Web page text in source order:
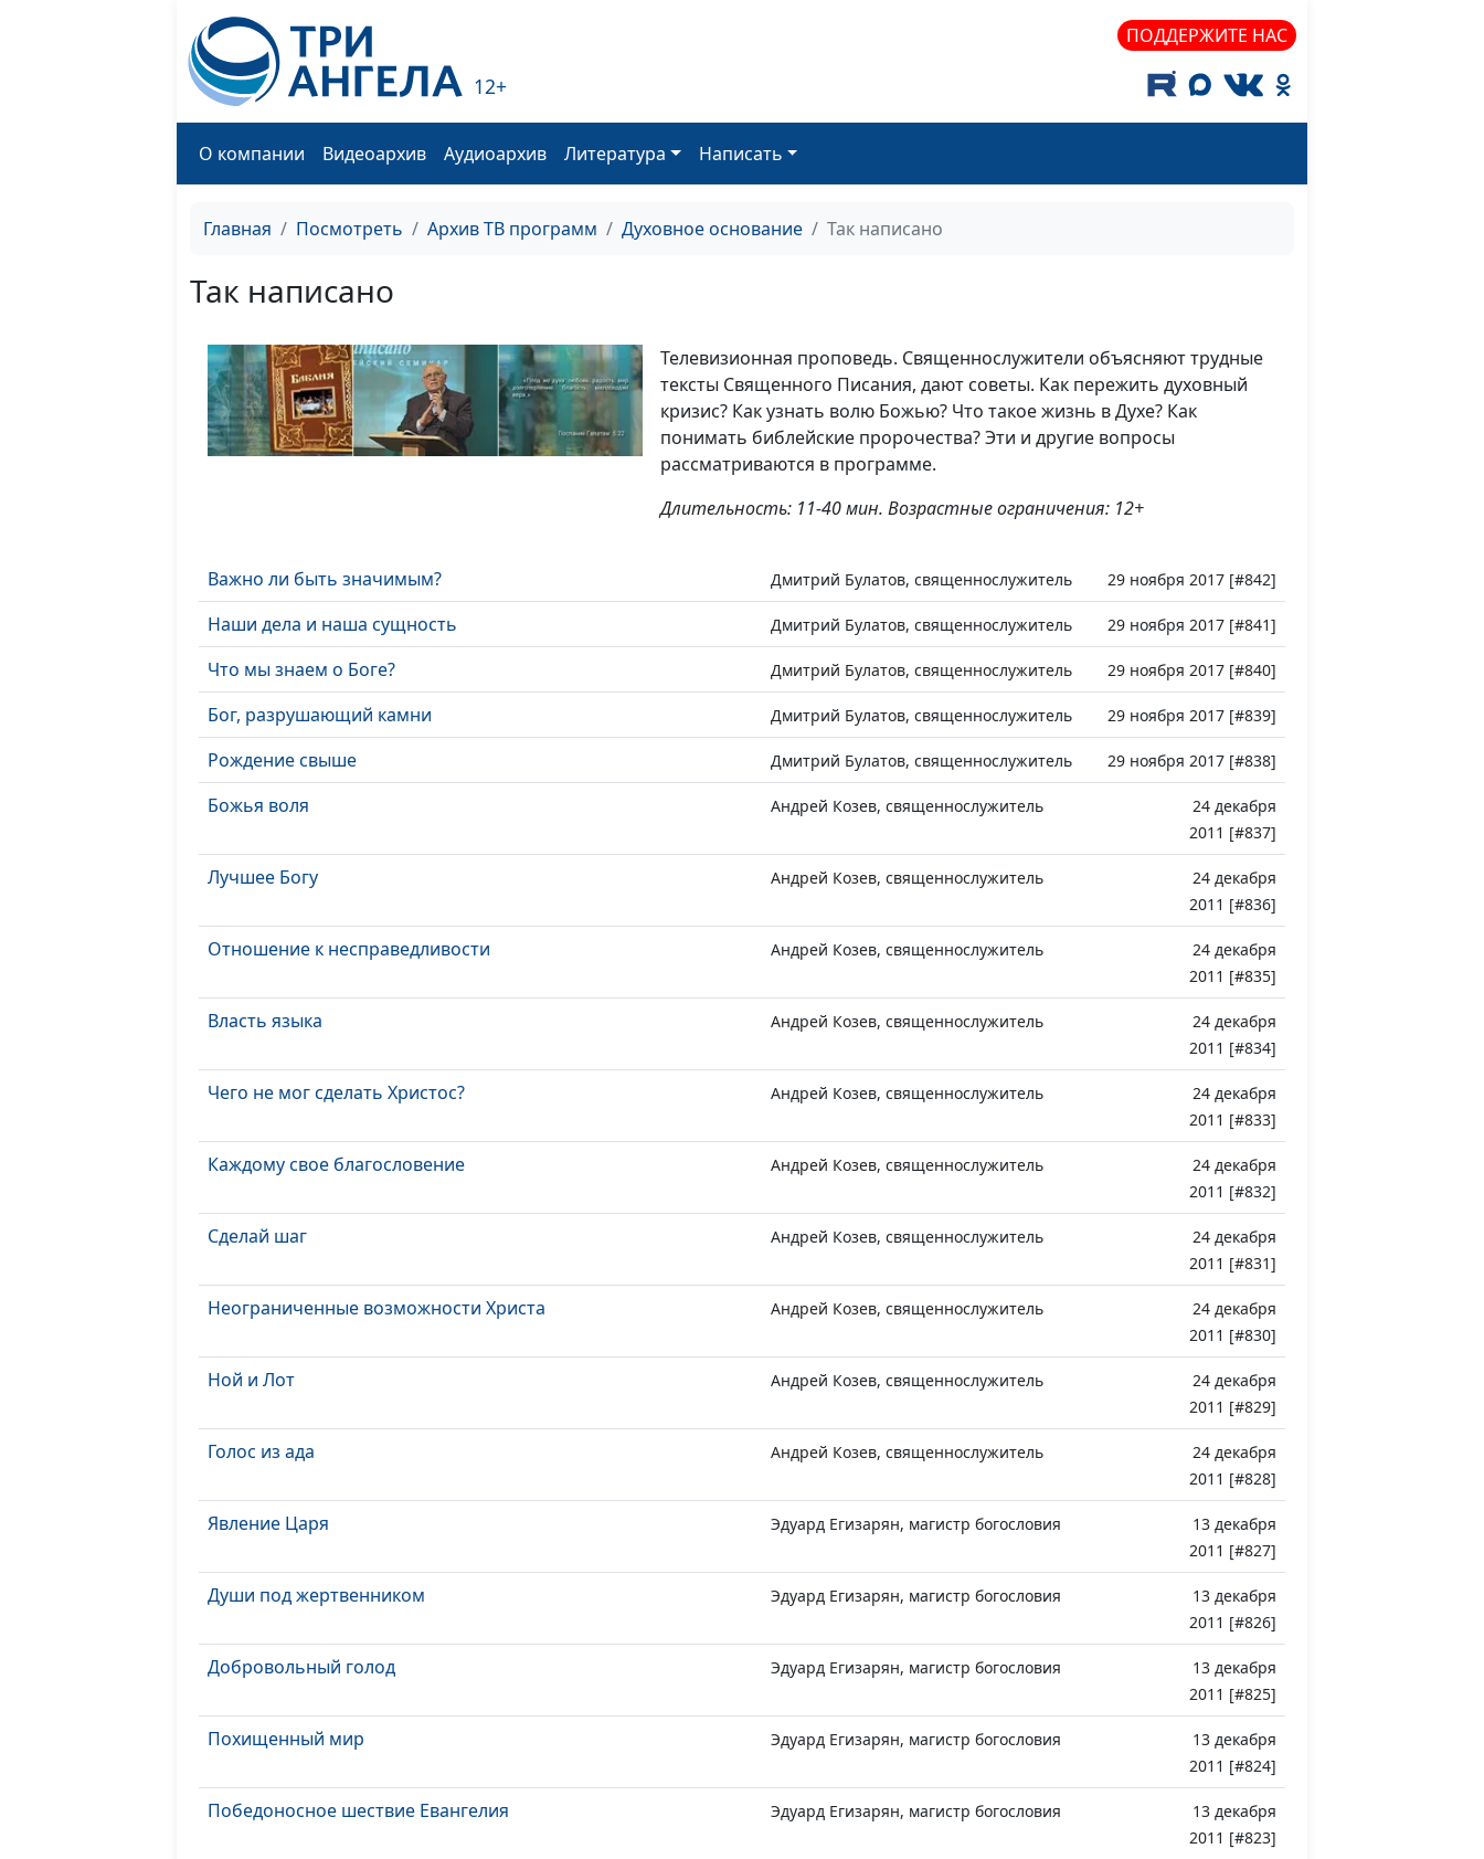
12+
ПОДДЕРЖИТЕ НАС
О компании Видеоархив Аудиоархив Литература Написать
Главная Посмотреть Архив ТВ программ Духовное основание Так написано
Так написано
Телевизионная проповедь. Священнослужители объясняют трудные
тексты Священного Писания, дают советы. Как пережить духовный
кризис? Как узнать волю Божью? Что такое жизнь в Духе? Как
понимать библейские пророчества? Эти и другие вопросы
рассматриваются в программе.
Длительность: 11-40 мин. Возрастные ограничения: 12+
Важно ли быть значимым? Дмитрий Булатов, священнослужитель 29 ноября 2017 [#842]
Наши дела и наша сущность Дмитрий Булатов, священнослужитель 29 ноября 2017 [#841]
Что мы знаем о Боге? Дмитрий Булатов, священнослужитель 29 ноября 2017 [#840]
Бог, разрушающий камни Дмитрий Булатов, священнослужитель 29 ноября 2017 [#839]
Рождение свыше Дмитрий Булатов, священнослужитель 29 ноября 2017 [#838]
Божья воля Андрей Козев, священнослужитель
24 декабря
2011 [#837]
Лучшее Богу Андрей Козев, священнослужитель
24 декабря
2011 [#836]
Отношение к несправедливости Андрей Козев, священнослужитель
24 декабря
2011 [#835]
Власть языка Андрей Козев, священнослужитель
24 декабря
2011 [#834]
Чего не мог сделать Христос? Андрей Козев, священнослужитель
24 декабря
2011 [#833]
Каждому свое благословение Андрей Козев, священнослужитель
24 декабря
2011 [#832]
Сделай шаг Андрей Козев, священнослужитель
24 декабря
2011 [#831]
Неограниченные возможности Христа Андрей Козев, священнослужитель
24 декабря
2011 [#830]
Ной и Лот Андрей Козев, священнослужитель
24 декабря
2011 [#829]
Голос из ада Андрей Козев, священнослужитель
24 декабря
2011 [#828]
Явление Царя Эдуард Егизарян, магистр богословия
13 декабря
2011 [#827]
Души под жертвенником Эдуард Егизарян, магистр богословия
13 декабря
2011 [#826]
Добровольный голод Эдуард Егизарян, магистр богословия
13 декабря
2011 [#825]
Похищенный мир Эдуард Егизарян, магистр богословия
13 декабря
2011 [#824]
Победоносное шествие Евангелия Эдуард Егизарян, магистр богословия
13 декабря
2011 [#823]